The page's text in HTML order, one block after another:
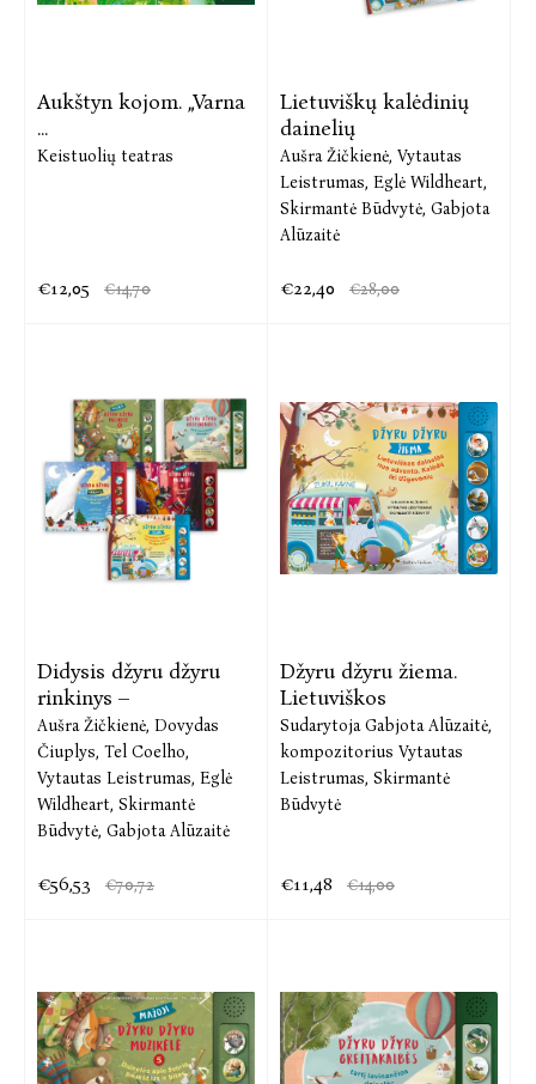
Aukštyn kojom. „Varna
...
Keistuolių teatras
€12,05 €14,70
Lietuviškų kalėdinių
dainelių
Aušra Žičkienė, Vytautas
Leistrumas, Eglė Wildheart,
Skirmantė Būdvytė, Gabjota
Alūzaitė
€22,40 €28,00
Didysis džyru džyru
rinkinys –
Aušra Žičkienė, Dovydas
Čiuplys, Tel Coelho,
Vytautas Leistrumas, Eglė
Wildheart, Skirmantė
Būdvytė, Gabjota Alūzaitė
€56,53 €70,72
Džyru džyru žiema.
Lietuviškos
Sudarytoja Gabjota Alūzaitė,
kompozitorius Vytautas
Leistrumas, Skirmantė
Būdvytė
€11,48 €14,00